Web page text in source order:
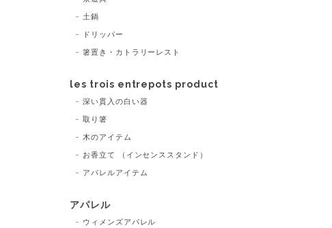
土鍋
ドリッパー
箸置き・カトラリーレスト
les trois entrepots product
深い貫入の白い器
取り箸
木のアイテム
お香立て （インセンススタンド）
アパレルアイテム
アパレル
ウィメンズアパレル